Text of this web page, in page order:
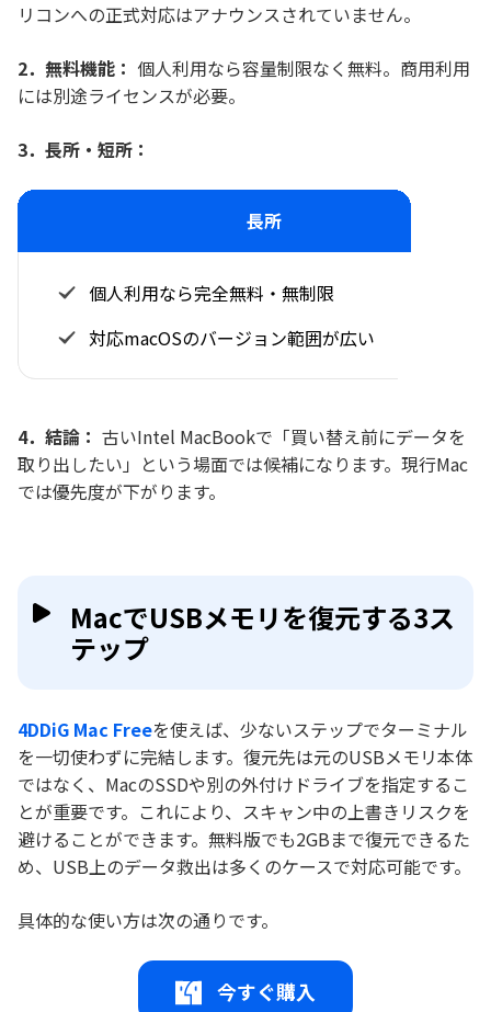
リコンへの正式対応はアナウンスされていません。
2．無料機能： 個人利用なら容量制限なく無料。商用利用
には別途ライセンスが必要。
3．長所・短所：
長所
個人利用なら完全無料・無制限
対応macOSのバージョン範囲が広い
4．結論： 古いIntel MacBookで「買い替え前にデータを
取り出したい」という場面では候補になります。現行Mac
では優先度が下がります。
MacでUSBメモリを復元する3ス
テップ
4DDiG Mac Freeを使えば、少ないステップでターミナル
を一切使わずに完結します。復元先は元のUSBメモリ本体
ではなく、MacのSSDや別の外付けドライブを指定するこ
とが重要です。これにより、スキャン中の上書きリスクを
避けることができます。無料版でも2GBまで復元できるた
め、USB上のデータ救出は多くのケースで対応可能です。
具体的な使い方は次の通りです。
今すぐ購入